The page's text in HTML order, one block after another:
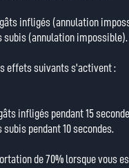
infligés (annulation
subis (annulation impossible).
effets suivants s'activent :
infligés pendant 15
pendant 10 secondes.
de 70% lorsque vous